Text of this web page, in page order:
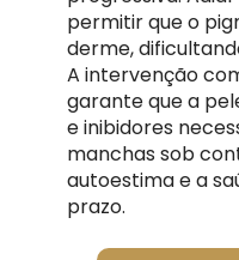
permitir que o
derme,
A intervenção
garante que a
e inibidores
manchas sob
autoestima e a
prazo.